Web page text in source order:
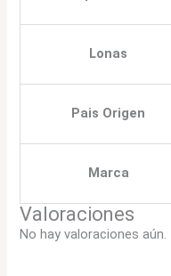
Lonas
Pais Origen
Marca
Valoraciones
No hay valoraciones aún.